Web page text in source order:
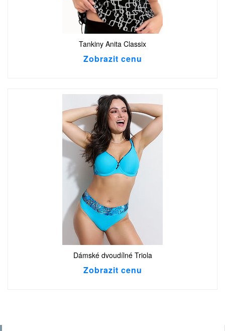
Tankiny Anita Classix
Zobrazit cenu
Dámské dvoudílné Triola
Zobrazit cenu